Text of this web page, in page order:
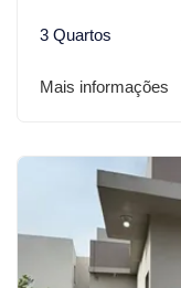
3 Quartos
Mais informações